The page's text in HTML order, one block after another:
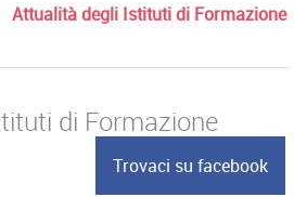
Attualità degli Istituti di Formazione
di Formazione
Trovaci su facebook